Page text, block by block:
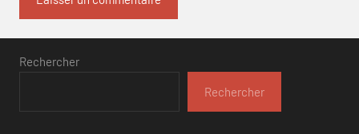
Rechercher
Rechercher